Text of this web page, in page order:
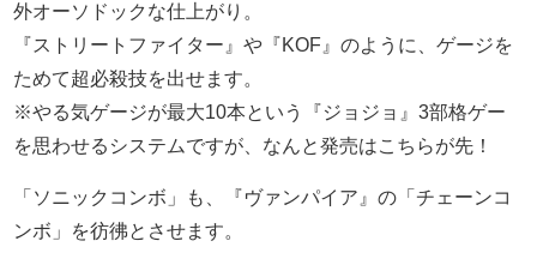
外オーソドックな仕上がり。
『ストリートファイター』や『KOF』のように、ゲージを
ためて超必殺技を出せます。
※やる気ゲージが最大10本という『ジョジョ』3部格ゲー
を思わせるシステムですが、なんと発売はこちらが先！
「ソニックコンボ」も、『ヴァンパイア』の「チェーンコ
ンボ」を彷彿とさせます。